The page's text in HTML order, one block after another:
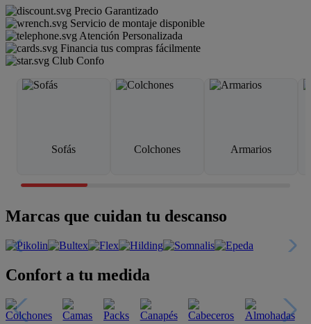
Precio Garantizado
Servicio de montaje disponible
Atención Personalizada
Financia tus compras fácilmente
Club Confo
Sofás Colchones Armarios
Marcas que cuidan tu descanso
Confort a tu medida